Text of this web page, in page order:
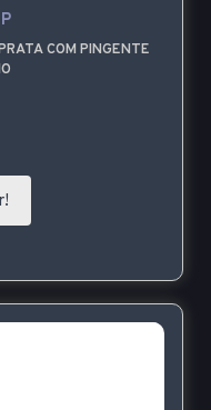
COM PINGENTE